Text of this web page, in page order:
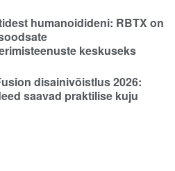
humanoidideni: RBTX on
keskuseks
disainivõistlus 2026:
saavad praktilise kuju